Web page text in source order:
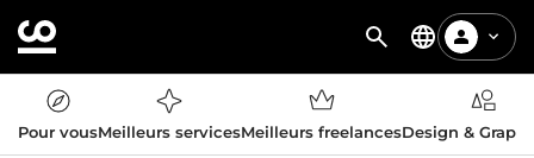
Pour vousMeilleurs servicesMeilleurs freelancesDesign &